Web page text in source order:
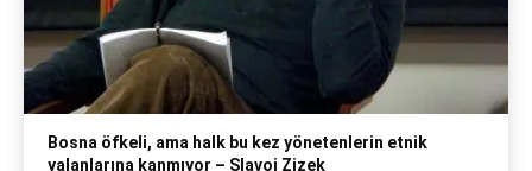
Bosna öfkeli, ama halk bu kez yönetenlerin etnik
yalanlarına kanmıyor – Slavoj Zizek